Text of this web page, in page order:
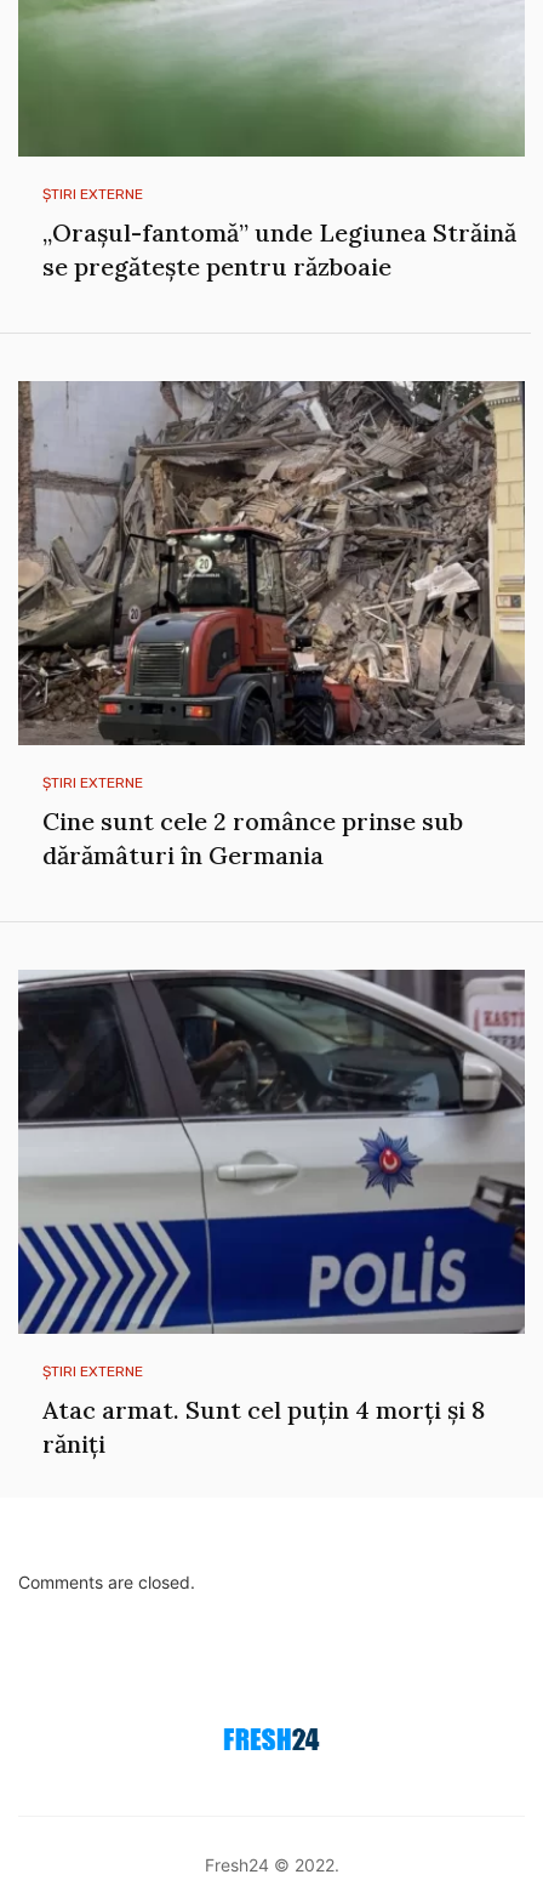
ȘTIRI EXTERNE
„Orașul-fantomă” unde Legiunea Străină
se pregătește pentru războaie
ȘTIRI EXTERNE
Cine sunt cele 2 românce prinse sub
dărămâturi în Germania
ȘTIRI EXTERNE
Atac armat. Sunt cel puțin 4 morți și 8
răniți
Comments are closed.
Fresh24 © 2022.